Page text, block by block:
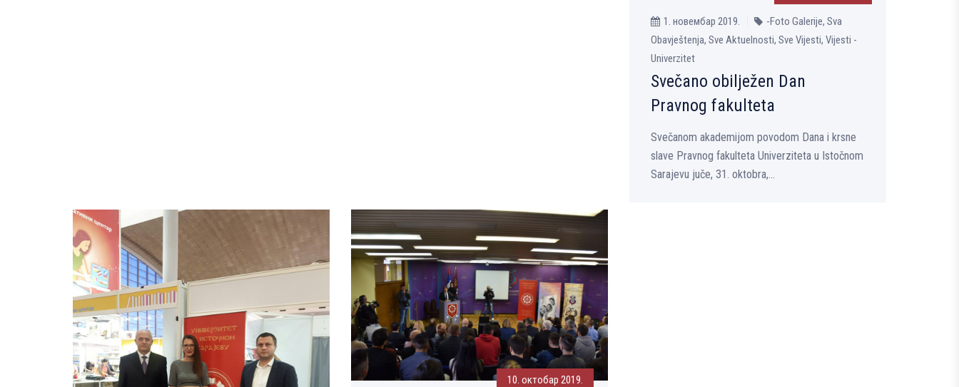
1. новембар 2019.
-Foto Galerije, Sva
Obavještenja, Sve Aktuelnosti, Sve Vijesti, Vijesti -
Univerzitet
Svečano obilјežen Dan
Pravnog fakulteta
Svečanom akademijom povodom Dana i krsne
slave Pravnog fakulteta Univerziteta u Istočnom
Sarajevu juče, 31. oktobra,...
10. октобар 2019.